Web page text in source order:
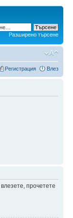
Разширено търсене
Регистрация Влез
прочетете